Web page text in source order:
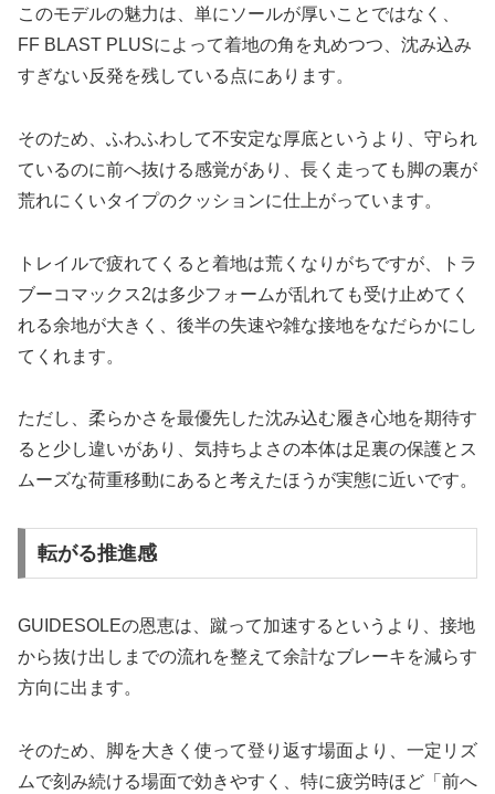
このモデルの魅力は、単にソールが厚いことではなく、
FF BLAST PLUSによって着地の角を丸めつつ、沈み込み
すぎない反発を残している点にあります。
そのため、ふわふわして不安定な厚底というより、守られ
ているのに前へ抜ける感覚があり、長く走っても脚の裏が
荒れにくいタイプのクッションに仕上がっています。
トレイルで疲れてくると着地は荒くなりがちですが、トラ
ブーコマックス2は多少フォームが乱れても受け止めてく
れる余地が大きく、後半の失速や雑な接地をなだらかにし
てくれます。
ただし、柔らかさを最優先した沈み込む履き心地を期待す
ると少し違いがあり、気持ちよさの本体は足裏の保護とス
ムーズな荷重移動にあると考えたほうが実態に近いです。
転がる推進感
GUIDESOLEの恩恵は、蹴って加速するというより、接地
から抜け出しまでの流れを整えて余計なブレーキを減らす
方向に出ます。
そのため、脚を大きく使って登り返す場面より、一定リズ
ムで刻み続ける場面で効きやすく、特に疲労時ほど「前へ